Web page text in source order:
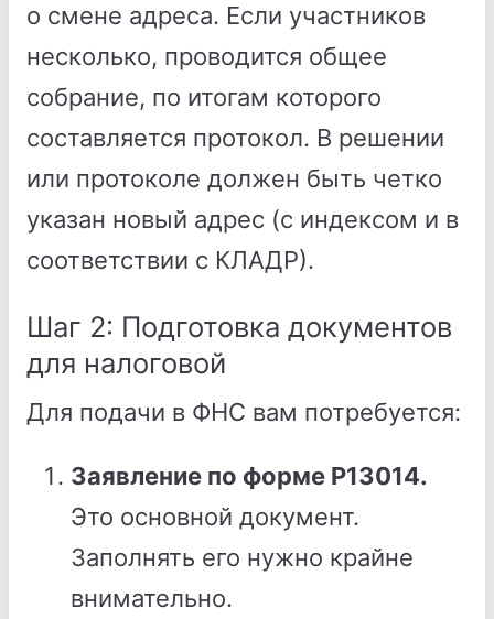
о смене адреса. Если участников
несколько, проводится общее
собрание, по итогам которого
составляется протокол. В решении
или протоколе должен быть четко
указан новый адрес (с индексом и в
соответствии с КЛАДР).
Шаг 2: Подготовка документов
для налоговой
Для подачи в ФНС вам потребуется:
Заявление по форме Р13014.
Это основной документ.
Заполнять его нужно крайне
внимательно.